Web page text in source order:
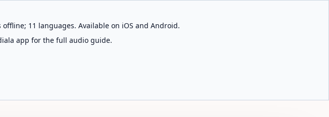
11 languages. Available on iOS and Android.
app for the full audio guide.